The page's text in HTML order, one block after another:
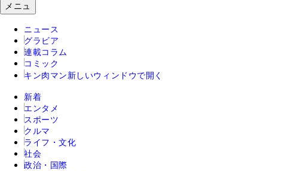
メニュ
ニュース
グラビア
連載コラム
コミック
キン肉マン 新しいウィンドウで開く
新着
エンタメ
スポーツ
クルマ
ライフ・文化
社会
政治・国際